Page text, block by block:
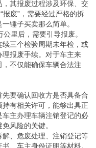
其报废过程涉及环保、交
报废”，需要经过严格的拆
锤子买卖那么简单。
里后，需要引导报废。
三个检验周期未年检，或
报废手续。对于车主来
不仅能确保车辆合法注
要确认回收方是否具备合
有相关许可，能够出具正
主办理车辆注销登记的必
风险的关键。
、危废处理、注销登记等
、车主身份证明等材料。